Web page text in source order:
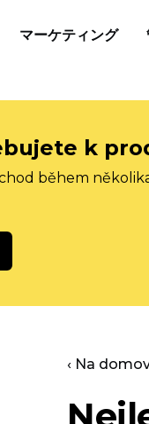
マーケティング
k
během
‹ Na